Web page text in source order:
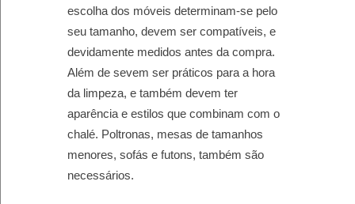
escolha dos móveis determinam-se pelo
seu tamanho, devem ser compatíveis, e
devidamente medidos antes da compra.
Além de sevem ser práticos para a hora
da limpeza, e também devem ter
aparência e estilos que combinam com o
chalé. Poltronas, mesas de tamanhos
menores, sofás e futons, também são
necessários.